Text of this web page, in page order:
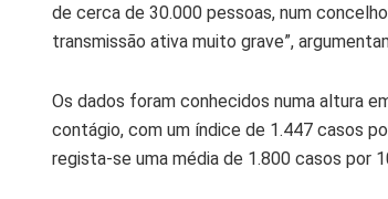
de cerca de 30.000 pessoas, num
transmissão ativa muito grave”,
Os dados foram conhecidos numa altura
contágio, com um índice de 1.447 casos
regista-se uma média de 1.800 casos por